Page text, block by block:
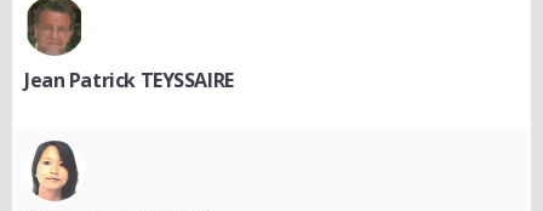
Jean Patrick TEYSSAIRE